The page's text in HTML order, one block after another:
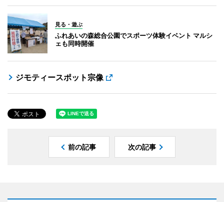
見る・遊ぶ
ふれあいの森総合公園でスポーツ体験イベント マルシ
ェも同時開催
ジモティースポット宗像
前の記事 次の記事